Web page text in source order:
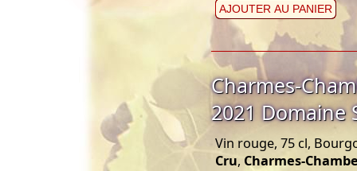
AJOUTER AU PANIER
Charmes-
2021 Domaine
Vin rouge, 75 cl,
Cru, Charmes-